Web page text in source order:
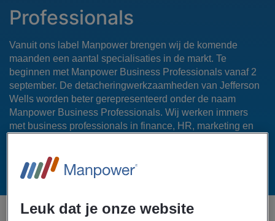
Professionals
Vanuit ons label Manpower brengen wij de komende
maanden een aantal specialisaties in de markt. Te
beginnen met Manpower Business Professionals vanaf 2
september. De detacheringwerkzaamheden van Jefferson
Wells worden beter gerepresenteerd onder de naam
Manpower Business Professionals. Wij werken immers
met business professionals in finance, HR, marketing en
Leuk dat je onze website